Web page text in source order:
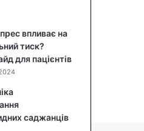
впливає на
тиск?
для пацієнтів
саджанців